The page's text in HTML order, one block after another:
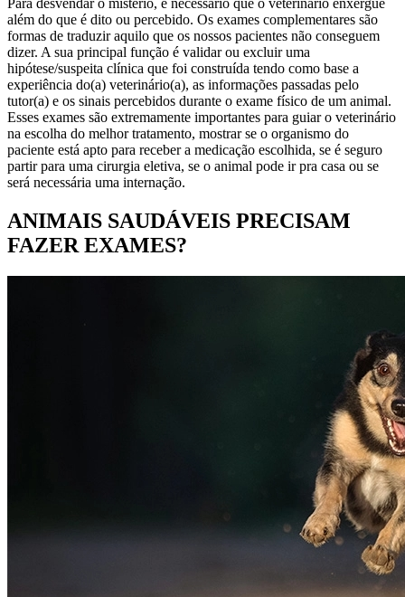
Para desvendar o mistério, é necessário que o veterinário enxergue
além do que é dito ou percebido. Os exames complementares são
formas de traduzir aquilo que os nossos pacientes não conseguem
dizer. A sua principal função é validar ou excluir uma
hipótese/suspeita clínica que foi construída tendo como base a
experiência do(a) veterinário(a), as informações passadas pelo
tutor(a) e os sinais percebidos durante o exame físico de um animal.
Esses exames são extremamente importantes para guiar o veterinário
na escolha do melhor tratamento, mostrar se o organismo do
paciente está apto para receber a medicação escolhida, se é seguro
partir para uma cirurgia eletiva, se o animal pode ir pra casa ou se
será necessária uma internação.
ANIMAIS SAUDÁVEIS PRECISAM
FAZER EXAMES?